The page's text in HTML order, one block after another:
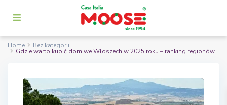
Home Bez kategorii
Gdzie warto kupić dom we Włoszech w 2025 roku – ranking regionów